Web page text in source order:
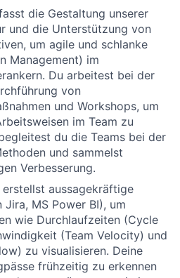
die Gestaltung unserer
und die Unterstützung von
um agile und schlanke
Management) im
Du arbeitest bei der
von
und Workshops, um
im Team zu
du die Teams bei der
und sammelst
Verbesserung.
aussagekräftige
Jira, MS Power BI), um
wie Durchlaufzeiten (Cycle
(Team Velocity) und
zu visualisieren. Deine
frühzeitig zu erkennen